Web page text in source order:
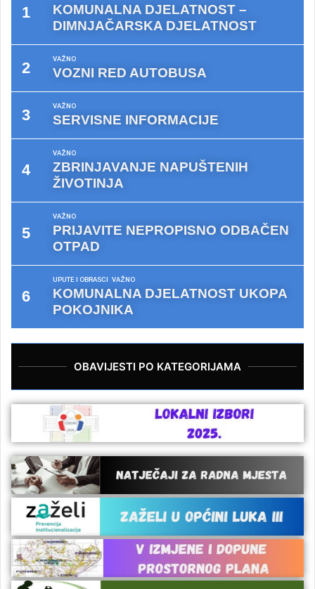
KOMUNALNA DJELATNOST –
DIMNJAČARSKA DJELATNOST
VAŽNO
VOZNI RED AUTOBUSA
VAŽNO
SERVISNE INFORMACIJE
VAŽNO
ZBRINJAVANJE NAPUŠTENIH
ŽIVOTINJA
VAŽNO
PRIJAVITE NEPROPISNO ODBAČEN
OTPAD
UPUTE I OBRASCI VAŽNO
KOMUNALNA DJELATNOST UKOPA
POKOJNIKA
OBAVIJESTI PO KATEGORIJAMA